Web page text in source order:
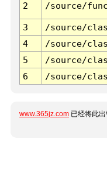
2 /source/
3 /source/
4
/source/
5
/source/
6
/source/
www.365jz.com 已经将此